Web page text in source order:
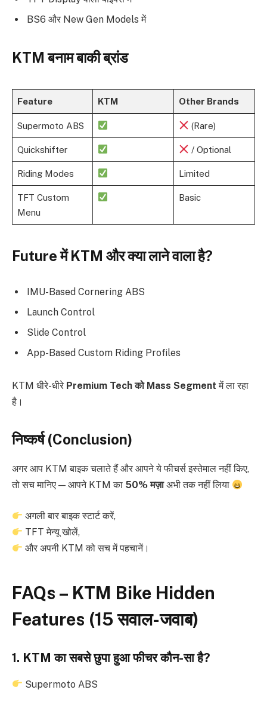
BS6 और New Gen Models में
KTM बनाम बाकी ब्रांड
Feature KTM Other Brands
Supermoto ABS (Rare)
Quickshifter / Optional
Riding Modes Limited
TFT Custom
Menu
Basic
Future में KTM और क्या लाने वाला है?
IMU-Based Cornering ABS
Launch Control
Slide Control
App-Based Custom Riding Profiles
KTM धीरे-धीरे Premium Tech को Mass Segment में ला रहा
है।
निष्कर्ष (Conclusion)
अगर आप KTM बाइक चलाते हैं और आपने ये फीचर्स इस्तेमाल नहीं किए,
तो सच मानिए — आपने KTM का 50% मज़ाअभी तक नहीं लिया
अगली बार बाइक स्टार्ट करें,
TFT मेन्यू खोलें,
और अपनी KTM को सच में पहचानें।
FAQs – KTM Bike Hidden
Features (15 सवाल-जवाब)
1. KTM का सबसे छुपा हुआ फीचर कौन-सा है?
Supermoto ABS